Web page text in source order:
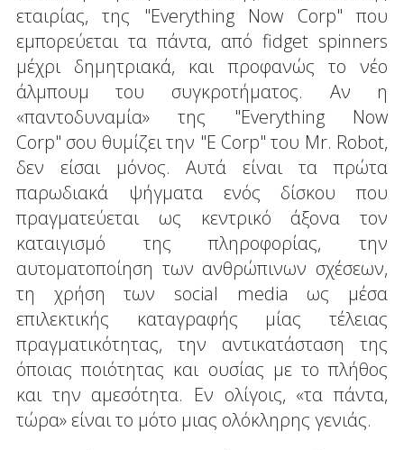
εταιρίας, της "Everything Now Corp" που
εμπορεύεται τα πάντα, από fidget spinners
μέχρι δημητριακά, και προφανώς το νέο
άλμπουμ του συγκροτήματος. Αν η
«παντοδυναμία» της "Everything Now
Corp" σου θυμίζει την "E Corp" του Mr. Robot,
δεν είσαι μόνος. Αυτά είναι τα πρώτα
παρωδιακά ψήγματα ενός δίσκου που
πραγματεύεται ως κεντρικό άξονα τον
καταιγισμό της πληροφορίας, την
αυτοματοποίηση των ανθρώπινων σχέσεων,
τη χρήση των social media ως μέσα
επιλεκτικής καταγραφής μίας τέλειας
πραγματικότητας, την αντικατάσταση της
όποιας ποιότητας και ουσίας με το πλήθος
και την αμεσότητα. Εν ολίγοις, «τα πάντα,
τώρα» είναι το μότο μιας ολόκληρης γενιάς.